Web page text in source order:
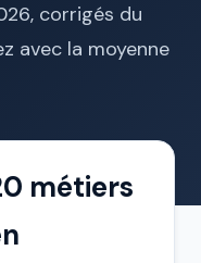
corrigés du
avec la moyenne
métiers